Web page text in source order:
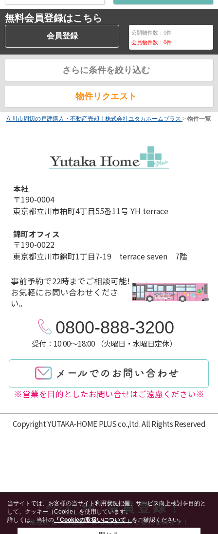
無料会員登録はこちら
会員登録 公開物件数：0件
会員物件数：0件
さらに条件を絞り込む
物件リクエスト
立川市周辺の戸建購入・不動産売却｜株式会社ユタカホームプラス > 物件一覧
本社
〒190-0004
東京都立川市柏町4丁目55番11号 YH terrace
錦町オフィス
〒190-0022
東京都立川市錦町1丁目7-19 terrace seven 7階
事前予約で22時までご相談可能!
お気軽にお問い合わせくださ
い。
0800-888-3200
受付：10:00～18:00 （火曜日・水曜日定休）
※営業を目的としたお問い合せはご遠慮ください※
Copyright YUTAKA-HOME PLUS co.,ltd. All Rights Reserved
当サイトでは、お客様の当サイト利用状況把握、サービス向上検討を目的と
して、クッキー（Cookie）を使用しています。
詳しくは、当社の「Cookieの取扱いについて」をご確認ください。